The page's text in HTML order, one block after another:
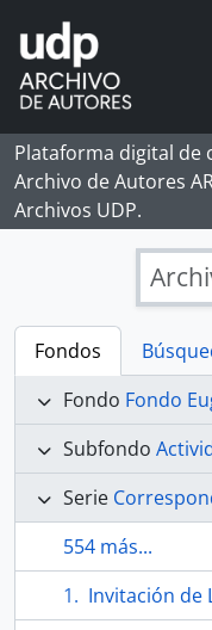
Skip to main content
Plataforma digital de
Archivo de Autores
Archivos UDP.
Fondos
Fondo Fondo
Subfondo
Serie
554 más...
Invitación de